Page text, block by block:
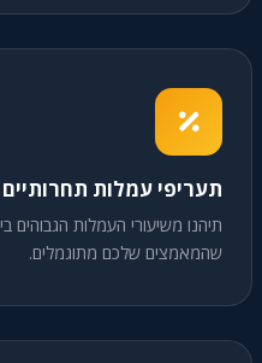
תעריפי עמלות תחרותיים
שהמאמצים שלכם מתוגמלים.